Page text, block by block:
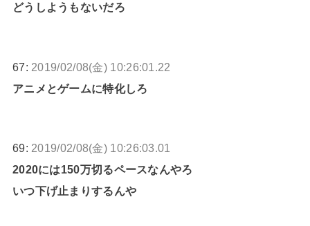
どうしようもないだろ
67: 2019/02/08(金) 10:26:01.22
アニメとゲームに特化しろ
69: 2019/02/08(金) 10:26:03.01
2020には150万切るペースなんやろ
いつ下げ止まりするんや